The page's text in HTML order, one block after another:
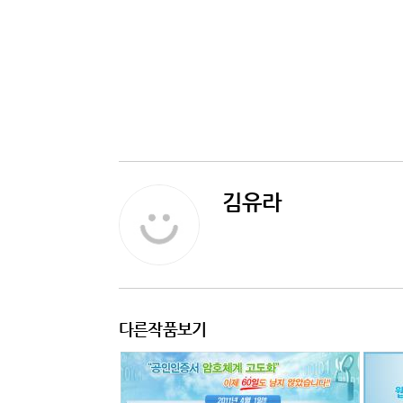
김유라
다른작품보기